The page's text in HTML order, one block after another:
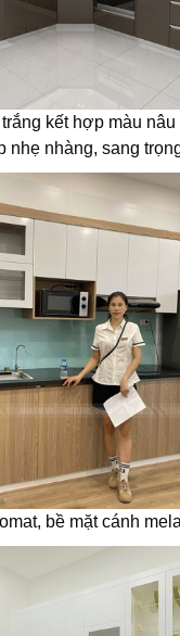
kết hợp màu
nhẹ nhàng, sang
bề mặt cánh